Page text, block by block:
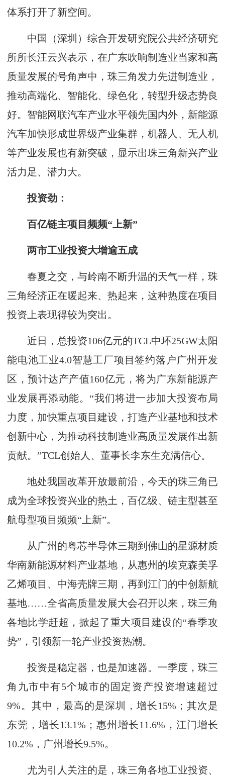
体系打开了新空间。
中国（深圳）综合开发研究院公共经济研究
所所长汪云兴表示，在广东吹响制造业当家和高
质量发展的号角声中，珠三角发力先进制造业，
推动高端化、智能化、绿色化，转型升级态势良
好。智能网联汽车产业水平领先国内外，新能源
汽车加快形成世界级产业集群，机器人、无人机
等产业发展也有新突破，显示出珠三角新兴产业
活力足、潜力大。
投资劲：
百亿链主项目频频“上新”
两市工业投资大增逾五成
春夏之交，与岭南不断升温的天气一样，珠
三角经济正在暖起来、热起来，这种热度在项目
投资上表现得较为突出。
近日，总投资106亿元的TCL中环25GW太阳
能电池工业4.0智慧工厂项目签约落户广州开发
区，预计达产产值160亿元，将为广东新能源产
业发展再添动能。“我们将进一步加大投资布局
力度，加快重点项目建设，打造产业基地和技术
创新中心，为推动科技制造业高质量发展作出新
贡献。”TCL创始人、董事长李东生充满信心。
地处我国改革开放最前沿，今天的珠三角已
成为全球投资兴业的热土，百亿级、链主型甚至
航母型项目频频“上新”。
从广州的粤芯半导体三期到佛山的星源材质
华南新能源材料产业基地，从惠州的埃克森美孚
乙烯项目、中海壳牌三期，再到江门的中创新航
基地……全省高质量发展大会召开以来，珠三角
各地比学赶超，掀起了重大项目建设的“春季攻
势”，引领新一轮产业投资热潮。
投资是稳定器，也是加速器。一季度，珠三
角九市中有5个城市的固定资产投资增速超过
9%。其中，最高的是深圳，增长15%；其次是
东莞，增长13.1%；惠州增长11.6%，江门增长
10.2%，广州增长9.5%。
尤为引人关注的是，珠三角各地工业投资、